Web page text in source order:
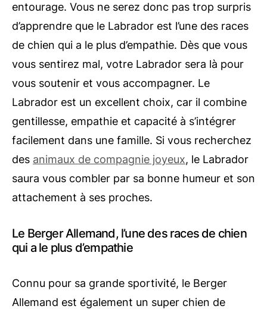
entourage. Vous ne serez donc pas trop surpris
d’apprendre que le Labrador est l’une des races
de chien qui a le plus d’empathie. Dès que vous
vous sentirez mal, votre Labrador sera là pour
vous soutenir et vous accompagner. Le
Labrador est un excellent choix, car il combine
gentillesse, empathie et capacité à s’intégrer
facilement dans une famille. Si vous recherchez
des animaux de compagnie joyeux, le Labrador
saura vous combler par sa bonne humeur et son
attachement à ses proches.
Le Berger Allemand, l’une des races de chien
qui a le plus d’empathie
Connu pour sa grande sportivité, le Berger
Allemand est également un super chien de